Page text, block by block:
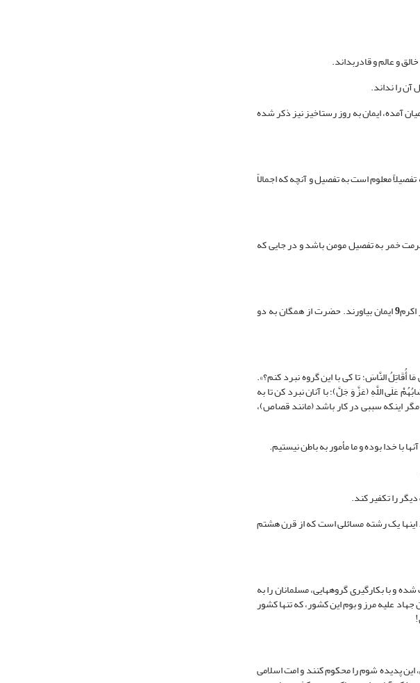
و عالم و قادربداند.
را نداند.
آمده، ایمان به روز رستاخیز نیز ذکر شده
معلوم است به تفصیل و آنچه که اجمالاً
خمر به تفصیل مومن باشد و در جایی که
9ایمان بیاورند. حضرت از همگان به دو
أُقَاتِلُ النَّاسَ؛ تا کی با این گروه نبرد کنم؟».
عَلَى اللَّهِ (عَزَّ وَ جَلَّ)؛ با آنان نبرد کن تا به
اینکه سببی در کار باشد (مانند قصاص)،
با خدا بوده و ما مأمور به باطن نیستیم.
را تکفیر کند.
یک رشته مسائلی است که از قرن هشتم
و با بکارگیری گروه‏هایی، مسلمانان را به
علیه مرز و بوم این کشور، که تنها کشور
پدیده شوم را محکوم کنند و امت اسلامی